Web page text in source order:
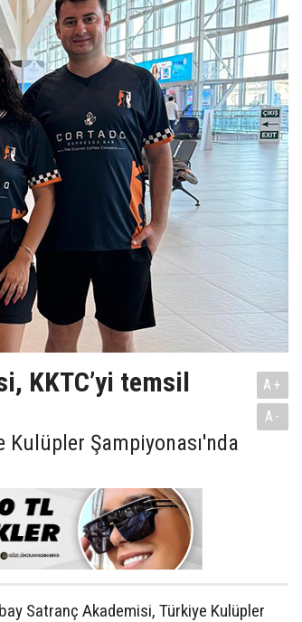
KKTC’yi temsil
Şampiyonası'nda
A+
A-
Satranç Akademisi, Türkiye Kulüpler